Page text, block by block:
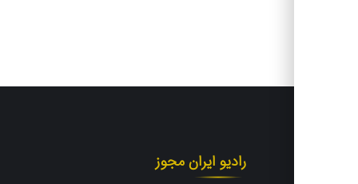
رادیو ایران مجوز